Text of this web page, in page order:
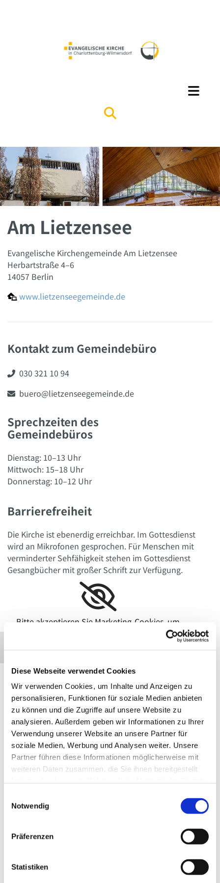
Diese Webseite verwendet Cookies
Wir verwenden Cookies, um Inhalte und Anzeigen zu
personalisieren, Funktionen für soziale Medien anbieten
zu können und die Zugriffe auf unsere Website zu
analysieren. Außerdem geben wir Informationen zu Ihrer
Verwendung unserer Website an unsere Partner für
soziale Medien, Werbung und Analysen weiter. Unsere
Partner führen diese Informationen möglicherweise mit
weiteren Daten zusammen, die Sie ihnen bereitgestellt
Notwendig
Präferenzen
Statistiken
Am Lietzensee
Evangelische Kirchengemeinde Am Lietzensee
Herbartstraße 4–6
14057 Berlin
 www.lietzenseegemeinde.de
Kontakt zum Gemeindebüro
 030 321 10 94
 buero@lietzenseegemeinde.de
Sprechzeiten des
Gemeindebüros
Dienstag: 10–13 Uhr
Mittwoch: 15–18 Uhr
Donnerstag: 10–12 Uhr
Barrierefreiheit
Die Kirche ist ebenerdig erreichbar. Im Gottesdienst
wird an Mikrofonen gesprochen. Für Menschen mit
verminderter Sehfähigkeitstehen im Gottesdienst
Gesangbücher mit großer Schrift zur Verfügung.
Bitte akzeptieren Sie Marketing-Cookies, um
Accept cookies
Gemeindebüro
und Pfarrerin der
Kirchengemeinde
Am Lietzensee